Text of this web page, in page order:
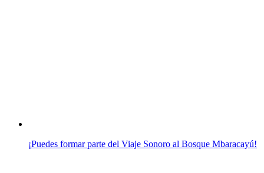
¡Puedes formar parte del Viaje Sonoro al Bosque Mbaracayú!